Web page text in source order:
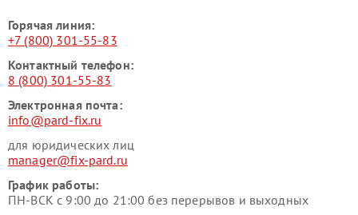
Горячая линия:
+7 (800) 301-55-83
Контактный телефон:
8 (800) 301-55-83
Электронная почта:
info@pard-fix.ru
для юридических лиц
manager@fix-pard.ru
График работы:
ПН-ВСК с 9:00 до 21:00 без перерывов и выходных